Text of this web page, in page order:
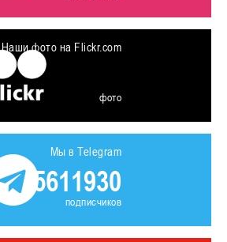
Наши фото на Flickr.com
фото
Мы в Telegram
5611930
подписчиков